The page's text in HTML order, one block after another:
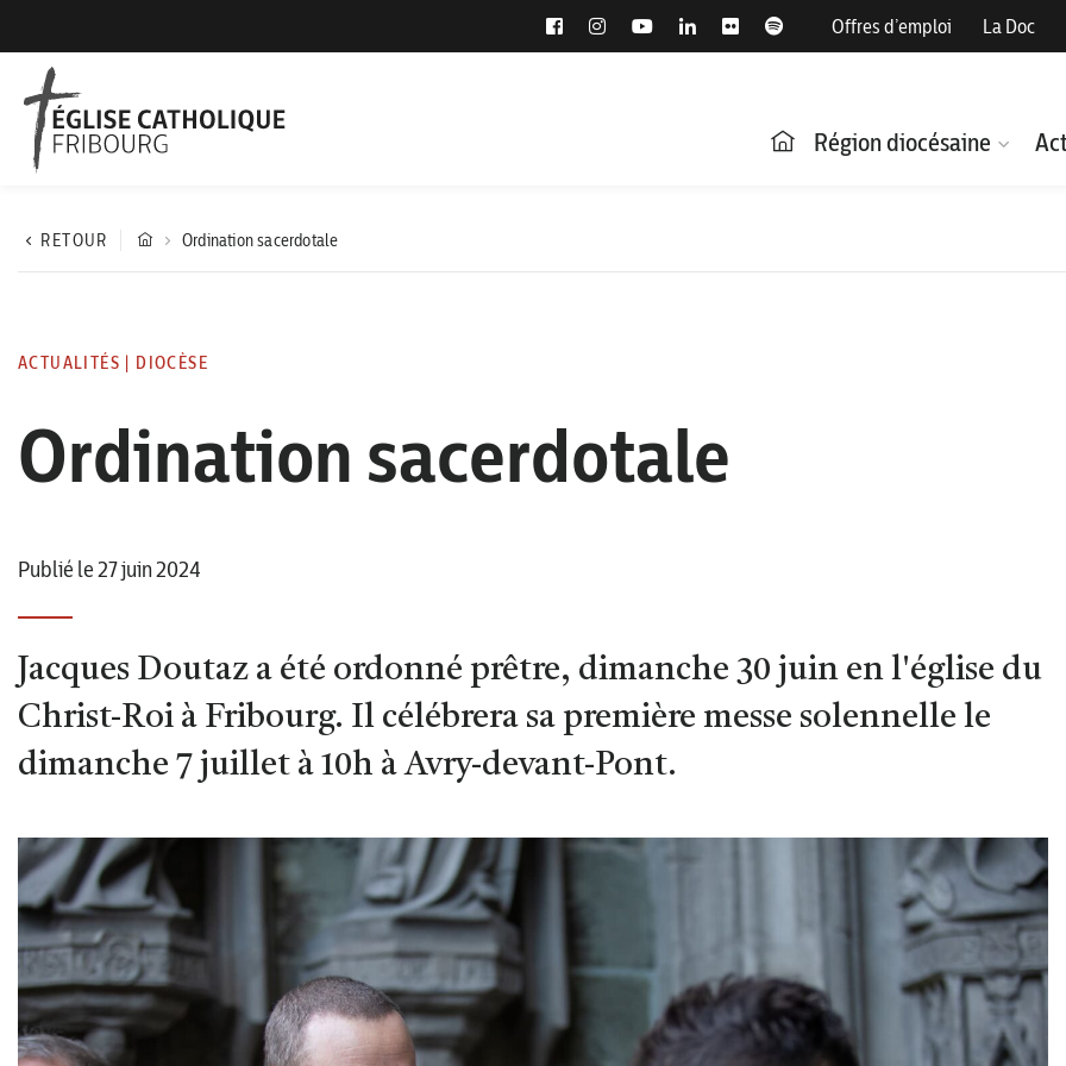
Offres d’emploi La Doc
Région diocésaine
RETOUR Ordination sacerdotale
ACTUALITÉS | DIOCÈSE
Ordination sacerdotale
Publié le 27 juin 2024
Jacques Doutaz a été ordonné prêtre, dimanche 30 juin en l'église du
Christ-Roi à Fribourg. Il célébrera sa première messe solennelle le
dimanche 7 juillet à 10h à Avry-devant-Pont.